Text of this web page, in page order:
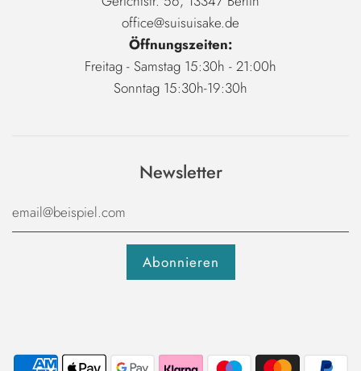
office@suisuisake.de
Öffnungszeiten:
Freitag - Samstag 15:30h - 21:00h
Sonntag 15:30h-19:30h
Newsletter